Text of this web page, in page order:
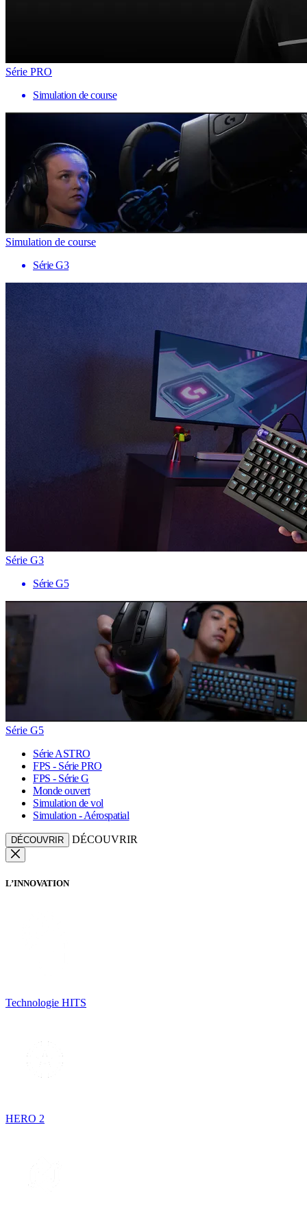
Série PRO
Simulation de course
Simulation de course
Série G3
Série G3
Série G5
Série G5
Série ASTRO
FPS - Série PRO
FPS - Série G
Monde ouvert
Simulation de vol
Simulation - Aérospatial
DÉCOUVRIR DÉCOUVRIR
L’INNOVATION
Technologie HITS
HERO 2